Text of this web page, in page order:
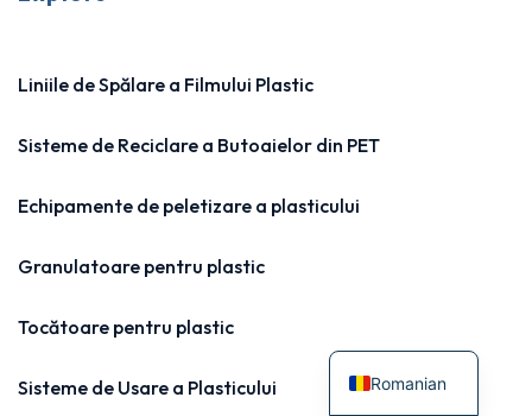
Liniile de Spălare a Filmului Plastic
Sisteme de Reciclare a Butoaielor din PET
Echipamente de peletizare a plasticului
Granulatoare pentru plastic
Tocătoare pentru plastic
Sisteme de Usare a Plasticului Romanian